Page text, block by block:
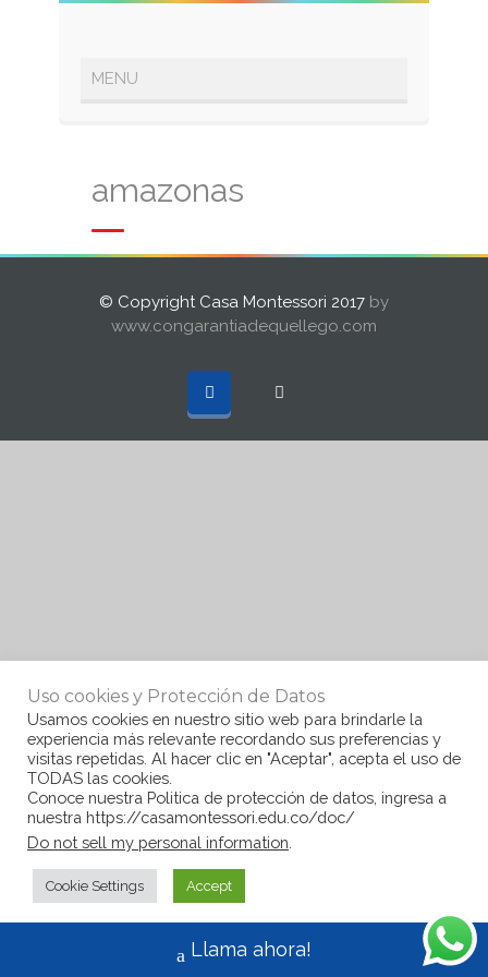
amazonas
© Copyright Casa Montessori 2017 by
www.congarantiadequellego.com
Uso cookies y Protección de Datos
Usamos cookies en nuestro sitio web para brindarle la
experiencia más relevante recordando sus preferencias y
visitas repetidas. Al hacer clic en "Aceptar", acepta el uso de
TODAS las cookies.
Conoce nuestra Politica de protección de datos, ingresa a
nuestra https://casamontessori.edu.co/doc/
Do not sell my personal information
Cookie Settings Accept
Llama ahora!